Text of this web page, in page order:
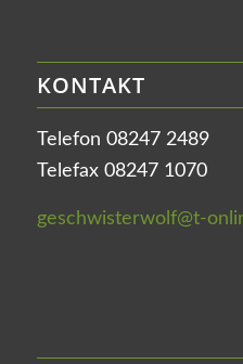
KONTAKT
Telefon 08247 2489
Telefax 08247 1070
geschwisterwolf@t-